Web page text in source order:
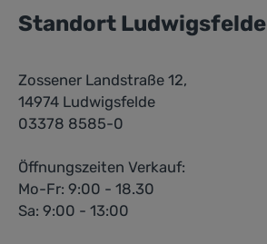
Standort Ludwigsfelde
Zossener Landstraße 12,
14974 Ludwigsfelde
03378 8585-0
Öffnungszeiten Verkauf:
Mo-Fr: 9:00 - 18.30
Sa: 9:00 - 13:00